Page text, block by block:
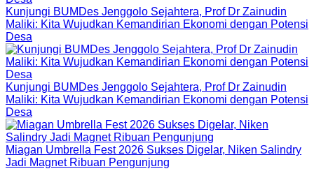
Kunjungi BUMDes Jenggolo Sejahtera, Prof Dr Zainudin
Maliki: Kita Wujudkan Kemandirian Ekonomi dengan Potensi
Desa
Kunjungi BUMDes Jenggolo Sejahtera, Prof Dr Zainudin
Maliki: Kita Wujudkan Kemandirian Ekonomi dengan Potensi
Desa
Miagan Umbrella Fest 2026 Sukses Digelar, Niken Salindry
Jadi Magnet Ribuan Pengunjung